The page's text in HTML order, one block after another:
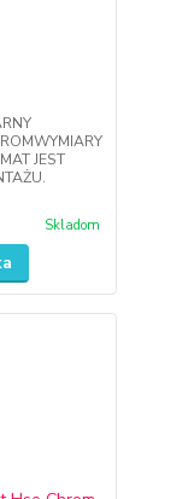
JEST
Skladom